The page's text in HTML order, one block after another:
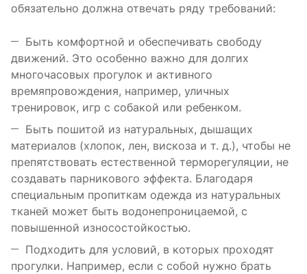
обязательно должна отвечать ряду требований:
Быть комфортной и обеспечивать свободу
движений. Это особенно важно для долгих
многочасовых прогулок и активного
времяпровождения, например, уличных
тренировок, игр с собакой или ребенком.
Быть пошитой из натуральных, дышащих
материалов (хлопок, лен, вискоза и т. д.), чтобы не
препятствовать естественной терморегуляции, не
создавать парникового эффекта. Благодаря
специальным пропиткам одежда из натуральных
тканей может быть водонепроницаемой, с
повышенной износостойкостью.
Подходить для условий, в которых проходят
прогулки. Например, если с собой нужно брать